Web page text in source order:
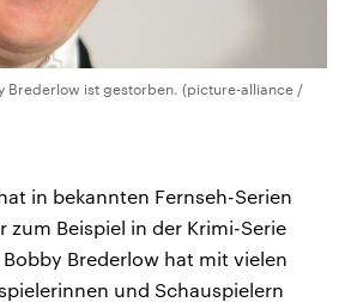
Brederlow ist gestorben. (picture-alliance /
in bekannten Fernseh-Serien
zum Beispiel in der Krimi-Serie
Bobby Brederlow hat mit vielen
und Schauspielern